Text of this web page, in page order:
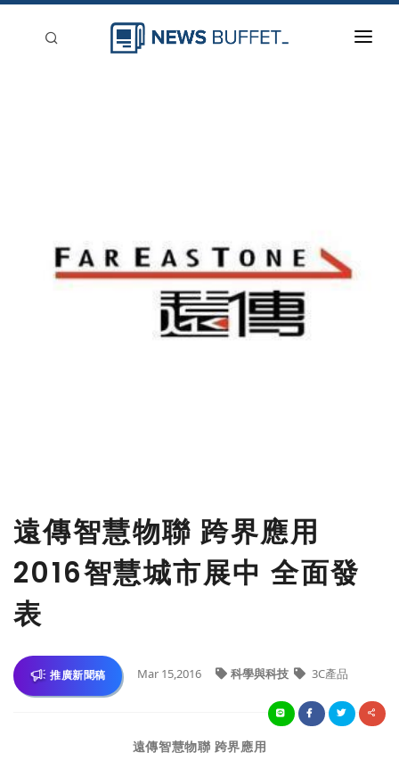
遠傳智慧物聯 跨界應用
2016智慧城市展中 全面發
表
推廣新聞稿 Mar 15,2016 科學與科技 3C產品
遠傳智慧物聯 跨界應用